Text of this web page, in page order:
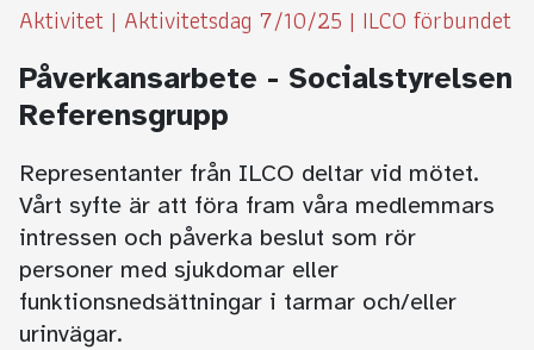
Aktivitet | Aktivitetsdag 7/10/25 | ILCO förbundet
Påverkansarbete - Socialstyrelsen
Referensgrupp
Representanter från ILCO deltar vid mötet.
Vårt syfte är att föra fram våra medlemmars
intressen och påverka beslut som rör
personer med sjukdomar eller
funktionsnedsättningar i tarmar och/eller
urinvägar.